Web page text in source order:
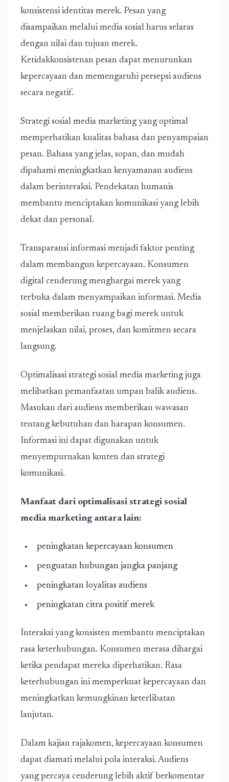
konsistensi identitas merek. Pesan yang
disampaikan melalui media sosial harus selaras
dengan nilai dan tujuan merek.
Ketidakkonsistenan pesan dapat menurunkan
kepercayaan dan memengaruhi persepsi audiens
secara negatif.
Strategi sosial media marketing yang optimal
memperhatikan kualitas bahasa dan penyampaian
pesan. Bahasa yang jelas, sopan, dan mudah
dipahami meningkatkan kenyamanan audiens
dalam berinteraksi. Pendekatan humanis
membantu menciptakan komunikasi yang lebih
dekat dan personal.
Transparansi informasi menjadi faktor penting
dalam membangun kepercayaan. Konsumen
digital cenderung menghargai merek yang
terbuka dalam menyampaikan informasi. Media
sosial memberikan ruang bagi merek untuk
menjelaskan nilai, proses, dan komitmen secara
langsung.
Optimalisasi strategi sosial media marketing juga
melibatkan pemanfaatan umpan balik audiens.
Masukan dari audiens memberikan wawasan
tentang kebutuhan dan harapan konsumen.
Informasi ini dapat digunakan untuk
menyempurnakan konten dan strategi
komunikasi.
Manfaat dari optimalisasi strategi sosial
media marketing antara lain:
peningkatan kepercayaan konsumen
penguatan hubungan jangka panjang
peningkatan loyalitas audiens
peningkatan citra positif merek
Interaksi yang konsisten membantu menciptakan
rasa keterhubungan. Konsumen merasa dihargai
ketika pendapat mereka diperhatikan. Rasa
keterhubungan ini memperkuat kepercayaan dan
meningkatkan kemungkinan keterlibatan
lanjutan.
Dalam kajian rajakomen, kepercayaan konsumen
dapat diamati melalui pola interaksi. Audiens
yang percaya cenderung lebih aktif berkomentar